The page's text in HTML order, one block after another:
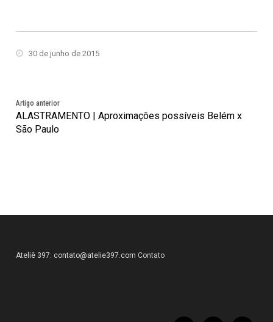
30 de junho de 2015
Artigo anterior
ALASTRAMENTO | Aproximações possíveis Belém x
São Paulo
Ateliê 397: contato@atelie397.com Contato